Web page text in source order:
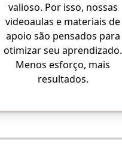
valioso. Por isso, nossas
videoaulas e materiais de
apoio são pensados para
otimizar seu aprendizado.
Menos esforço, mais
resultados.